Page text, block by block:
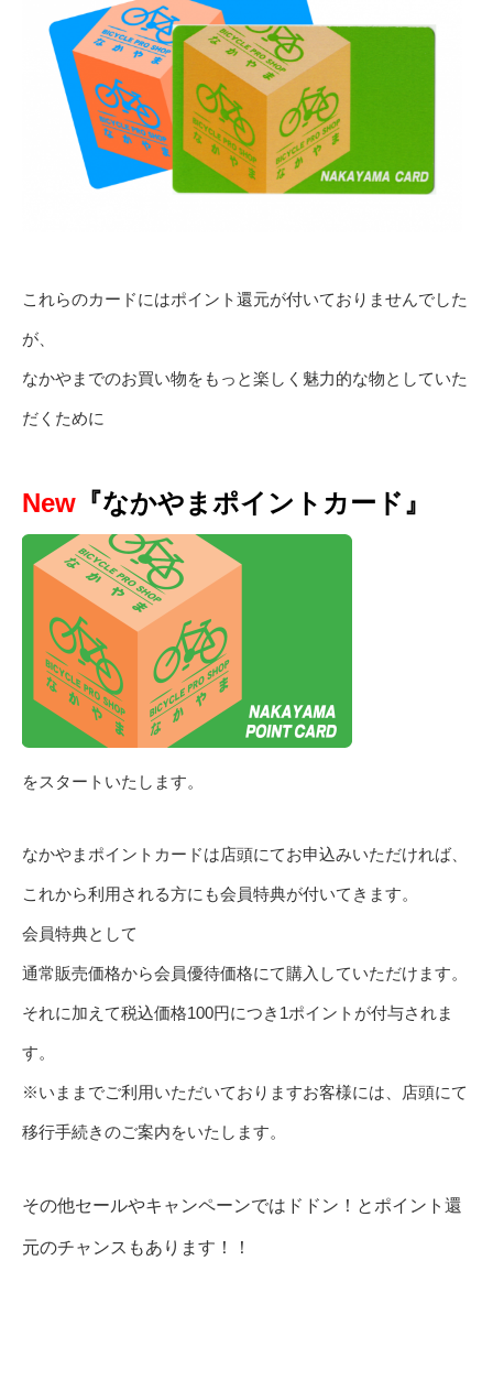
これらのカードにはポイント還元が付いておりませんでした
が、
なかやまでのお買い物をもっと楽しく魅力的な物としていた
だくために
New 『なかやまポイントカード』
をスタートいたします。
なかやまポイントカードは店頭にてお申込みいただければ、
これから利用される方にも会員特典が付いてきます。
会員特典として
通常販売価格から会員優待価格にて購入していただけます。
それに加えて税込価格100円につき1ポイントが付与されま
す。
※いままでご利用いただいておりますお客様には、店頭にて
移行手続きのご案内をいたします。
その他セールやキャンペーンではドドン！とポイント還
元のチャンスもあります！！